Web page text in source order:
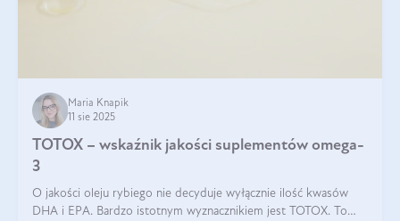
Maria Knapik
11 sie 2025
TOTOX – wskaźnik jakości suplementów omega-
3
O jakości oleju rybiego nie decyduje wyłącznie ilość kwasów
DHA i EPA. Bardzo istotnym wyznacznikiem jest TOTOX. To